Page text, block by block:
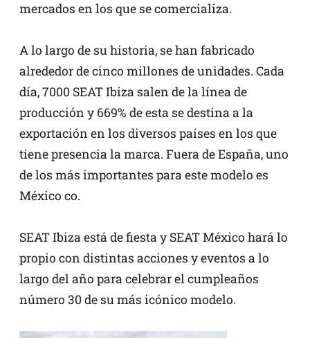
mercados en los que se comercializa.
A lo largo de su historia, se han fabricado
alrededor de cinco millones de unidades. Cada
día, 7000 SEAT Ibiza salen de la línea de
producción y 669% de esta se destina a la
exportación en los diversos países en los que
tiene presencia la marca. Fuera de España, uno
de los más importantes para este modelo es
México co.
SEAT Ibiza está de fiesta y SEAT México hará lo
propio con distintas acciones y eventos a lo
largo del año para celebrar el cumpleaños
número 30 de su más icónico modelo.